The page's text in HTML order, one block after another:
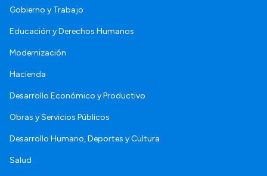
Gobierno y Trabajo
Educación y Derechos Humanos
Modernización
Hacienda
Desarrollo Económico y Productivo
Obras y Servicios Públicos
Desarrollo Humano, Deportes y Cultura
Salud